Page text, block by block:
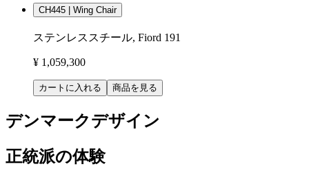
CH445 | Wing Chair
ステンレススチール, Fiord 191
¥ 1,059,300
カートに入れる 商品を見る
デンマークデザイン
正統派の体験